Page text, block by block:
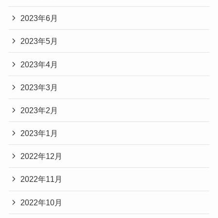
2023年6月
2023年5月
2023年4月
2023年3月
2023年2月
2023年1月
2022年12月
2022年11月
2022年10月